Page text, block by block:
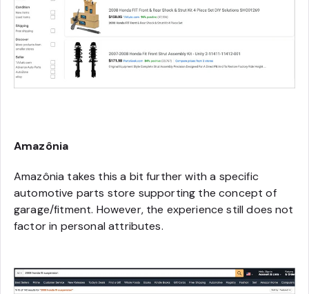
Amazônia
Amazônia takes this a bit further with a specific
automotive parts store supporting the concept of
garage/fitment. However, the experience still does not
factor in personal attributes.